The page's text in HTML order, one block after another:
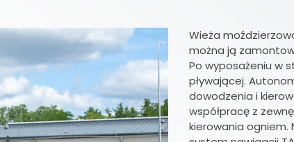
Wieża
można ją
Po wyposażeniu w
pływającej.
dowodzenia i
współpracę z
kierowania ogniem.